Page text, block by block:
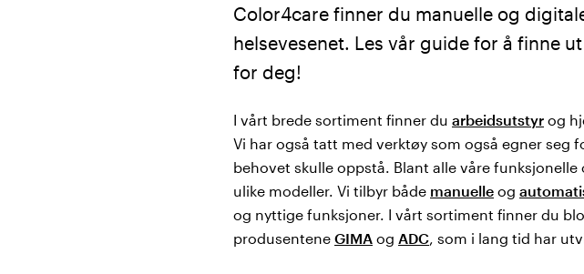
Color4care finner du manuelle og
helsevesenet. Les vår guide for å finne
for deg!
I vårt brede sortiment finner du arbeidsutstyr og
Vi har også tatt med verktøy som også egner seg
behovet skulle oppstå. Blant alle våre
ulike modeller. Vi tilbyr både manuelle og
og nyttige funksjoner. I vårt sortiment finner du
produsentene GIMA og ADC, som i lang tid har